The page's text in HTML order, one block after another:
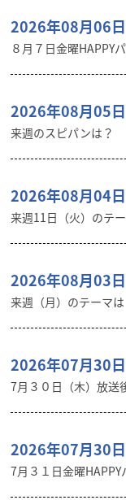
2026年08月06日
８月７日金曜HAPPY
2026年08月05日
来週のスピパンは？
2026年08月04日
来週11日（火）のテ
2026年08月03日
来週（月）のテーマ
2026年07月30日
7月３０日（木）放送
2026年07月30日
7月３１日金曜